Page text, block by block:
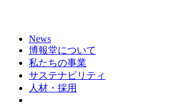
News
博報堂について
私たちの事業
サステナビリティ
人材・採用